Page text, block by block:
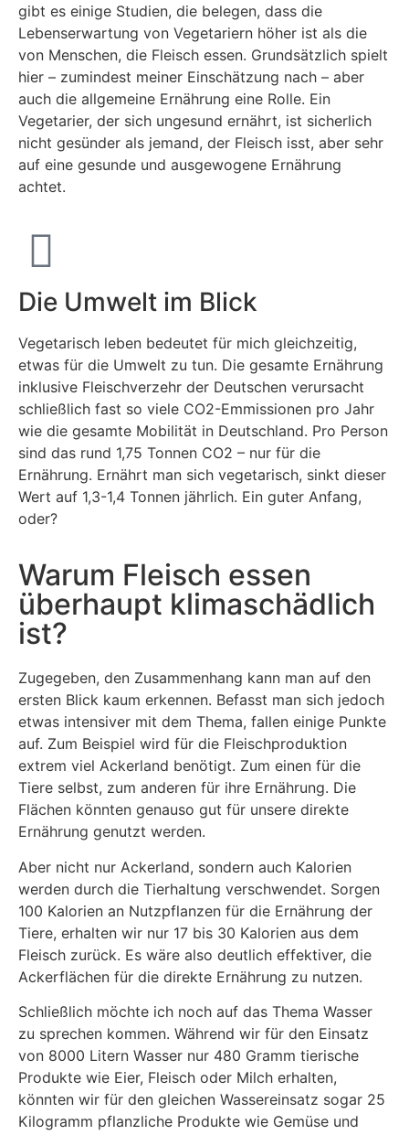
gibt es einige Studien, die belegen, dass die
Lebenserwartung von Vegetariern höher ist als die
von Menschen, die Fleisch essen. Grundsätzlich spielt
hier – zumindest meiner Einschätzung nach – aber
auch die allgemeine Ernährung eine Rolle. Ein
Vegetarier, der sich ungesund ernährt, ist sicherlich
nicht gesünder als jemand, der Fleisch isst, aber sehr
auf eine gesunde und ausgewogene Ernährung
achtet.
Die Umwelt im Blick
Vegetarisch leben bedeutet für mich gleichzeitig,
etwas für die Umwelt zu tun. Die gesamte Ernährung
inklusive Fleischverzehr der Deutschen verursacht
schließlich fast so viele CO2-Emmissionen pro Jahr
wie die gesamte Mobilität in Deutschland. Pro Person
sind das rund 1,75 Tonnen CO2 – nur für die
Ernährung. Ernährt man sich vegetarisch, sinkt dieser
Wert auf 1,3-1,4 Tonnen jährlich. Ein guter Anfang,
oder?
Warum Fleisch essen
überhaupt klimaschädlich
ist?
Zugegeben, den Zusammenhang kann man auf den
ersten Blick kaum erkennen. Befasst man sich jedoch
etwas intensiver mit dem Thema, fallen einige Punkte
auf. Zum Beispiel wird für die Fleischproduktion
extrem viel Ackerland benötigt. Zum einen für die
Tiere selbst, zum anderen für ihre Ernährung. Die
Flächen könnten genauso gut für unsere direkte
Ernährung genutzt werden.
Aber nicht nur Ackerland, sondern auch Kalorien
werden durch die Tierhaltung verschwendet. Sorgen
100 Kalorien an Nutzpflanzen für die Ernährung der
Tiere, erhalten wir nur 17 bis 30 Kalorien aus dem
Fleisch zurück. Es wäre also deutlich effektiver, die
Ackerflächen für die direkte Ernährung zu nutzen.
Schließlich möchte ich noch auf das Thema Wasser
zu sprechen kommen. Während wir für den Einsatz
von 8000 Litern Wasser nur 480 Gramm tierische
Produkte wie Eier, Fleisch oder Milch erhalten,
könnten wir für den gleichen Wassereinsatz sogar 25
Kilogramm pflanzliche Produkte wie Gemüse und